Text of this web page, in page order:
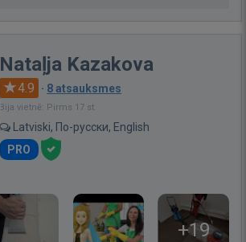
Nataļja Kazakova
4.9 · 8 atsauksmes
Bija vietnē: Pirms 17 st.
Latviski, По-русски, English
PRO
+19